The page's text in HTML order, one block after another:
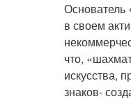
Основатель
в своем
что,
искусства,
знаков-